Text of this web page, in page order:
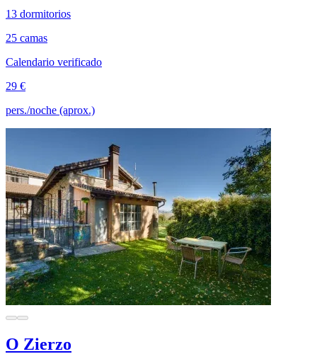
13 dormitorios
25 camas
Calendario verificado
29 €
pers./noche (aprox.)
O Zierzo